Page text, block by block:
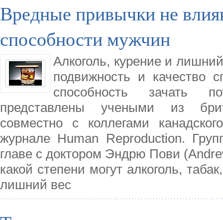
Вредные привычки не
способности мужчин
Алкоголь, курение и
подвижность и качество
способность зачать
представлены учеными из
совместно с коллегами
журнале Human Reproduction.
главе с доктором Эндрю Пови
какой степени могут алкоголь,
лишний вес